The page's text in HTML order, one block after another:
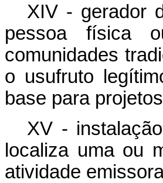
XIV - gerador
pessoa física
comunidades
o usufruto
base para
XV -
localiza uma ou
atividade